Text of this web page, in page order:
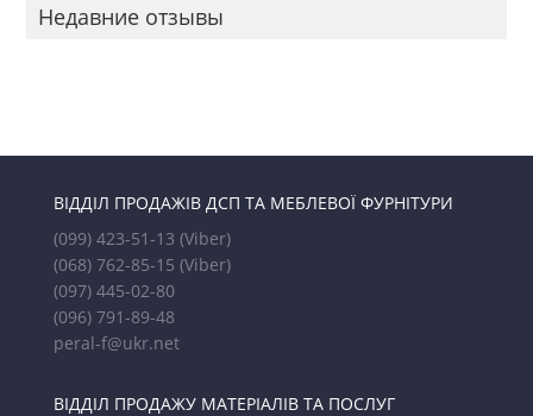
Недавние отзывы
ВІДДІЛ ПРОДАЖІВ ДСП ТА МЕБЛЕВОЇ ФУРНІТУРИ
(099) 423-51-13 (Viber)
(068) 762-85-15 (Viber)
(097) 445-02-80
(096) 791-89-48
peral-f@ukr.net
ВІДДІЛ ПРОДАЖУ МАТЕРІАЛІВ ТА ПОСЛУГ